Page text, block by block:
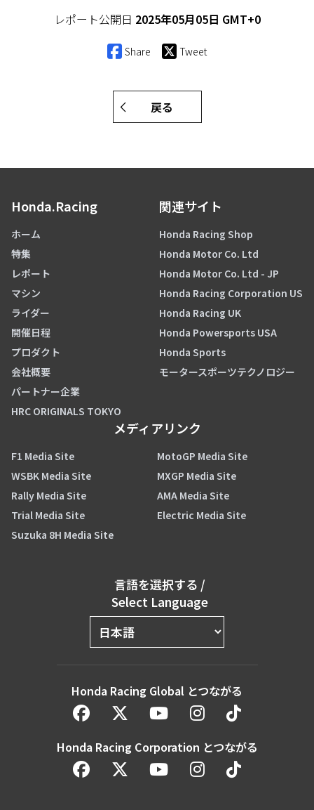
レポート公開日 2025年05月05日 GMT+0
Share Tweet
戻る
Honda.Racing
ホーム
特集
レポート
マシン
ライダー
開催日程
プロダクト
会社概要
パートナー企業
HRC ORIGINALS TOKYO
関連サイト
Honda Racing Shop
Honda Motor Co. Ltd
Honda Motor Co. Ltd - JP
Honda Racing Corporation US
Honda Racing UK
Honda Powersports USA
Honda Sports
モータースポーツテクノロジー
メディアリンク
F1 Media Site
MotoGP Media Site
WSBK Media Site
MXGP Media Site
Rally Media Site
AMA Media Site
Trial Media Site
Electric Media Site
Suzuka 8H Media Site
言語を選択する /
Select Language
Honda Racing Global とつながる
Honda Racing Corporation とつながる